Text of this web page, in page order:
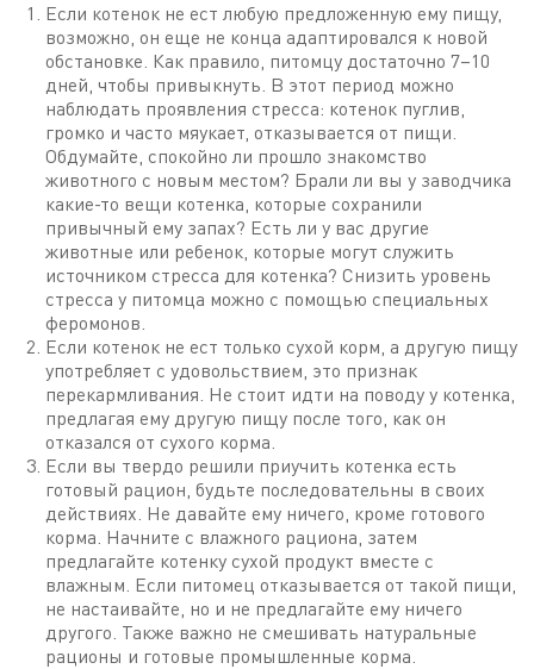
Если котенок не ест любую предложенную ему пищу,
возможно, он еще не конца адаптировался к новой
обстановке. Как правило, питомцу достаточно 7–10
дней, чтобы привыкнуть. В этот период можно
наблюдать проявления стресса: котенок пуглив,
громко и часто мяукает, отказывается от пищи.
Обдумайте, спокойно ли прошло знакомство
животного с новым местом? Брали ли вы у заводчика
какие-то вещи котенка, которые сохранили
привычный ему запах? Есть ли у вас другие
животные или ребенок, которые могут служить
источником стресса для котенка? Снизить уровень
стресса у питомца можно с помощью специальных
феромонов.
Если котенок не ест только сухой корм, а другую пищу
употребляет с удовольствием, это признак
перекармливания. Не стоит идти на поводу у котенка,
предлагая ему другую пищу после того, как он
отказался от сухого корма.
Если вы твердо решили приучить котенка есть
готовый рацион, будьте последовательны в своих
действиях. Не давайте ему ничего, кроме готового
корма. Начните с влажного рациона, затем
предлагайте котенку сухой продукт вместе с
влажным. Если питомец отказывается от такой пищи,
не настаивайте, но и не предлагайте ему ничего
другого. Также важно не смешивать натуральные
рационы и готовые промышленные корма.